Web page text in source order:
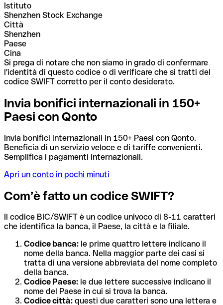
Istituto
Shenzhen Stock Exchange
Città
Shenzhen
Paese
Cina
Si prega di notare che non siamo in grado di confermare
l'identità di questo codice o di verificare che si tratti del
codice SWIFT corretto per il conto desiderato.
Invia bonifici internazionali in 150+
Paesi con Qonto
Invia bonifici internazionali in 150+ Paesi con Qonto.
Beneficia di un servizio veloce e di tariffe convenienti.
Semplifica i pagamenti internazionali.
Apri un conto in pochi minuti
Com’è fatto un codice SWIFT?
Il codice BIC/SWIFT è un codice univoco di 8-11 caratteri
che identifica la banca, il Paese, la città e la filiale.
Codice banca: le prime quattro lettere indicano il
nome della banca. Nella maggior parte dei casi si
tratta di una versione abbreviata del nome completo
della banca.
Codice Paese: le due lettere successive indicano il
nome del Paese in cui si trova la banca.
Codice città: questi due caratteri sono una lettera e